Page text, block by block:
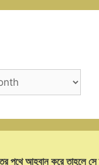
পথে আহবান করে তাহলে